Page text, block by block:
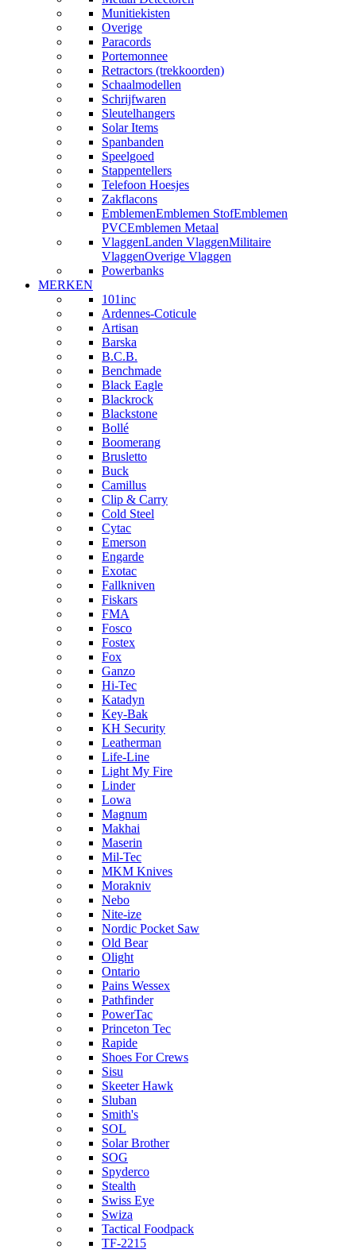
Munitiekisten
Overige
Paracords
Portemonnee
Retractors (trekkoorden)
Schaalmodellen
Schrijfwaren
Sleutelhangers
Solar Items
Spanbanden
Speelgoed
Stappentellers
Telefoon Hoesjes
Zakflacons
EmblemenEmblemen StofEmblemen
PVCEmblemen Metaal
VlaggenLanden VlaggenMilitaire
VlaggenOverige Vlaggen
Powerbanks
MERKEN
101inc
Ardennes-Coticule
Artisan
Barska
B.C.B.
Benchmade
Black Eagle
Blackrock
Blackstone
Bollé
Boomerang
Brusletto
Buck
Camillus
Clip & Carry
Cold Steel
Cytac
Emerson
Engarde
Exotac
Fallkniven
Fiskars
FMA
Fosco
Fostex
Fox
Ganzo
Hi-Tec
Katadyn
Key-Bak
KH Security
Leatherman
Life-Line
Light My Fire
Linder
Lowa
Magnum
Makhai
Maserin
Mil-Tec
MKM Knives
Morakniv
Nebo
Nite-ize
Nordic Pocket Saw
Old Bear
Olight
Ontario
Pains Wessex
Pathfinder
PowerTac
Princeton Tec
Rapide
Shoes For Crews
Sisu
Skeeter Hawk
Sluban
Smith's
SOL
Solar Brother
SOG
Spyderco
Stealth
Swiss Eye
Swiza
Tactical Foodpack
TF-2215